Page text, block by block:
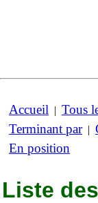
Accueil | Tous
Terminant par|
En position
Liste